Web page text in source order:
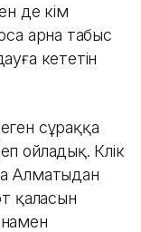
де кім
арна табыс
кететін
сұраққа
ойладық. Көлік
Алматыдан
қаласын